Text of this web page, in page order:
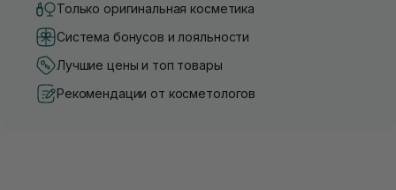
Только оригинальная косметика
Система бонусов и лояльности
Лучшие цены и топ товары
Рекомендации от косметологов